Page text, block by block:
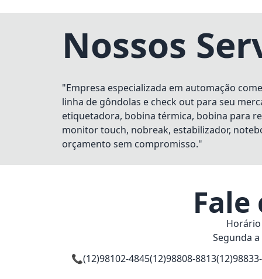
Nossos
"Empresa especializada em automação
linha de gôndolas e check out para seu
etiquetadora, bobina térmica, bobina para
monitor touch, nobreak, estabilizador,
orçamento sem compromisso."
Fale
Segunda
📞(12)98102-4845(12)98808-8813